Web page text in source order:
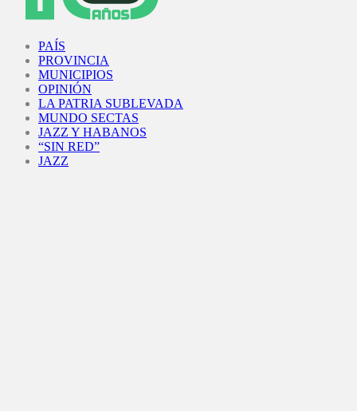
PAÍS
PROVINCIA
MUNICIPIOS
OPINIÓN
LA PATRIA SUBLEVADA
MUNDO SECTAS
JAZZ Y HABANOS
“SIN RED”
JAZZ